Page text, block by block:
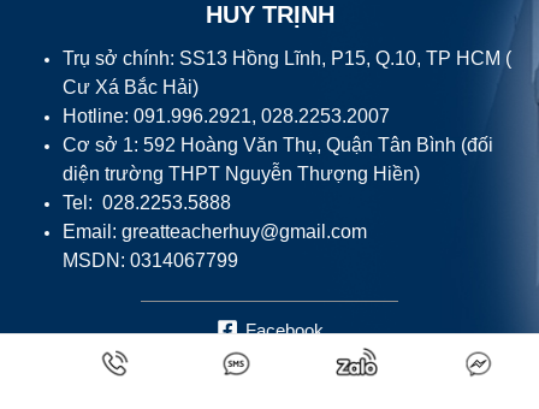
HUY TRỊNH
Trụ sở chính: SS13 Hồng Lĩnh, P15, Q.10, TP HCM (
Cư Xá Bắc Hải)
Hotline: 091.996.2921, 028.2253.2007
Cơ sở 1: 592 Hoàng Văn Thụ, Quận Tân Bình (đối
diện trường THPT Nguyễn Thượng Hiền)
Tel: 028.2253.5888
Email: greatteacherhuy@gmail.com
MSDN: 0314067799
Facebook